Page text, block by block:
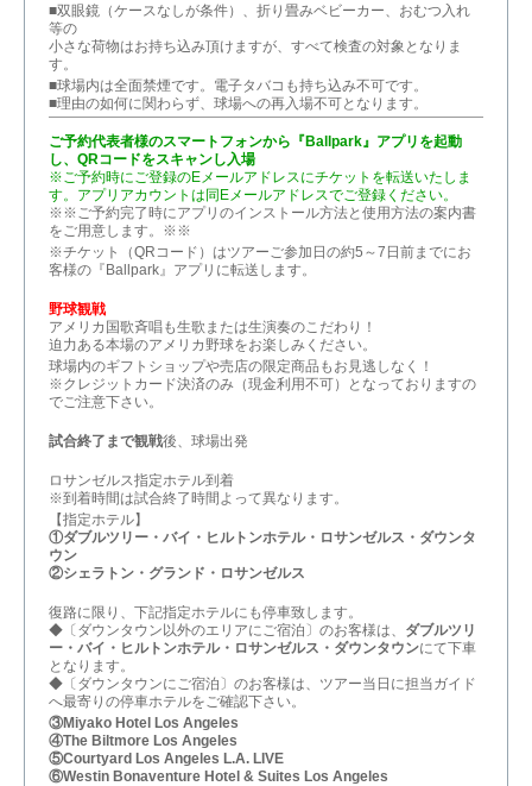
■双眼鏡（ケースなしが条件）、折り畳みベビーカー、おむつ入れ
等の
小さな荷物はお持ち込み頂けますが、すべて検査の対象となりま
す。
■球場内は全面禁煙です。電子タバコも持ち込み不可です。
■理由の如何に関わらず、球場への再入場不可となります。
ご予約代表者様のスマートフォンから『Ballpark』アプリを起動
し、QRコードをスキャンし入場
※ご予約時にご登録のEメールアドレスにチケットを転送いたしま
す。アプリアカウントは同Eメールアドレスでご登録ください。
※※ご予約完了時にアプリのインストール方法と使用方法の案内書
をご用意します。※※
※チケット（QRコード）はツアーご参加日の約5～7日前までにお
客様の『Ballpark』アプリに転送します。
野球観戦
アメリカ国歌斉唱も生歌または生演奏のこだわり！
迫力ある本場のアメリカ野球をお楽しみください。
球場内のギフトショップや売店の限定商品もお見逃しなく！
※クレジットカード決済のみ（現金利用不可）となっておりますの
でご注意下さい。
試合終了まで観戦後、球場出発
ロサンゼルス指定ホテル到着
※到着時間は試合終了時間よって異なります。
【指定ホテル】
①ダブルツリー・バイ・ヒルトンホテル・ロサンゼルス・ダウンタ
ウン
②シェラトン・グランド・ロサンゼルス
復路に限り、下記指定ホテルにも停車致します。
◆〔ダウンタウン以外のエリアにご宿泊〕のお客様は、 ダブルツリ
ー・バイ・ヒルトンホテル・ロサンゼルス・ダウンタウンにて下車
となります。
◆〔ダウンタウンにご宿泊〕のお客様は、ツアー当日に担当ガイド
へ最寄りの停車ホテルをご確認下さい。
③Miyako Hotel Los Angeles
④The Biltmore Los Angeles
⑤Courtyard Los Angeles L.A. LIVE
⑥Westin Bonaventure Hotel & Suites Los Angeles